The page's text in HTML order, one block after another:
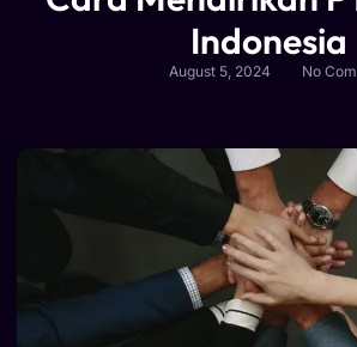
Indonesia
August 5, 2024 No